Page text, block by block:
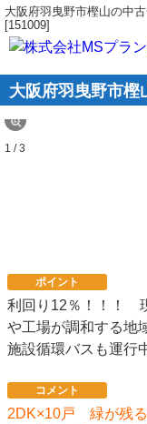
大阪府羽曳野市樫山の中
[151009]
大阪府羽曳野市樫
1 / 3
ポイント
利回り12％！！！
や工場が調和する
施設循環バスも運行
コメント
2DK×10戸 緑が残る